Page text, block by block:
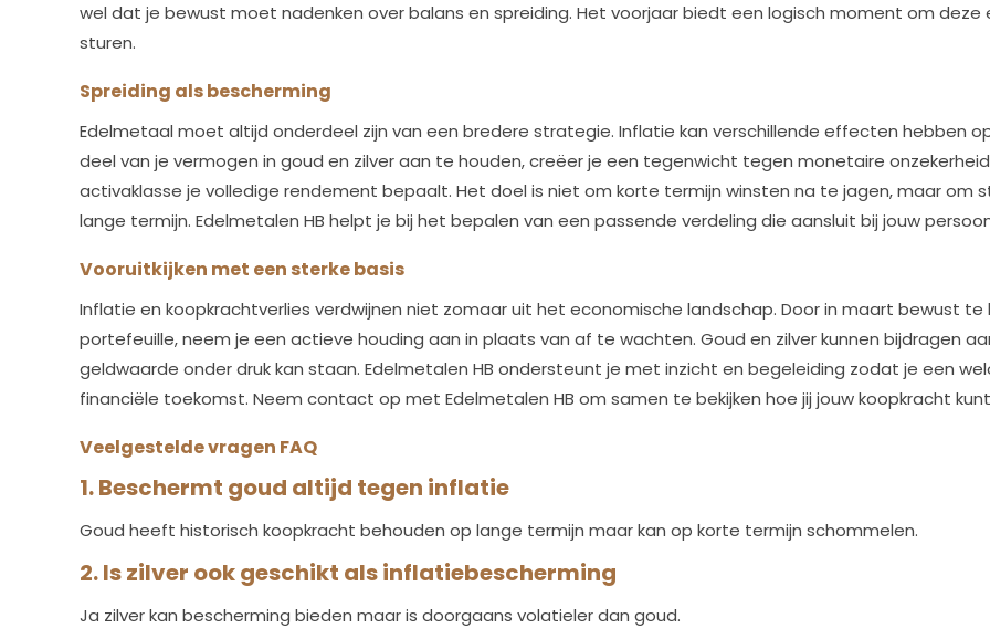
wel dat je bewust moet nadenken over balans en spreiding. Het voorjaar biedt een logisch moment om
sturen.
Spreiding als bescherming
Edelmetaal moet altijd onderdeel zijn van een bredere strategie. Inflatie kan verschillende effecten hebben
deel van je vermogen in goud en zilver aan te houden, creëer je een tegenwicht tegen monetaire
activaklasse je volledige rendement bepaalt. Het doel is niet om korte termijn winsten na te jagen, maar om
lange termijn. Edelmetalen HB helpt je bij het bepalen van een passende verdeling die aansluit bij jouw
Vooruitkijken met een sterke basis
Inflatie en koopkrachtverlies verdwijnen niet zomaar uit het economische landschap. Door in maart bewust te
portefeuille, neem je een actieve houding aan in plaats van af te wachten. Goud en zilver kunnen bijdragen
geldwaarde onder druk kan staan. Edelmetalen HB ondersteunt je met inzicht en begeleiding zodat je een
financiële toekomst. Neem contact op met Edelmetalen HB om samen te bekijken hoe jij jouw koopkracht
Veelgestelde vragen FAQ
1. Beschermt goud altijd tegen inflatie
Goud heeft historisch koopkracht behouden op lange termijn maar kan op korte termijn schommelen.
2. Is zilver ook geschikt als inflatiebescherming
Ja zilver kan bescherming bieden maar is doorgaans volatieler dan goud.